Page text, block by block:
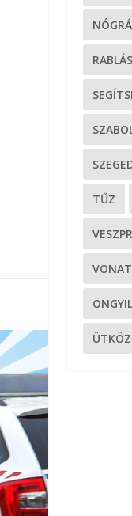
RABLÁS
TŰZ